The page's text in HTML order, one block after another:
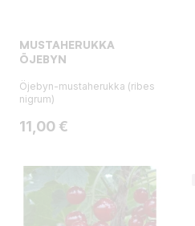
MUSTAHERUKKA
ÖJEBYN
Öjebyn-mustaherukka (ribes
nigrum)
Hinta
11,00 €